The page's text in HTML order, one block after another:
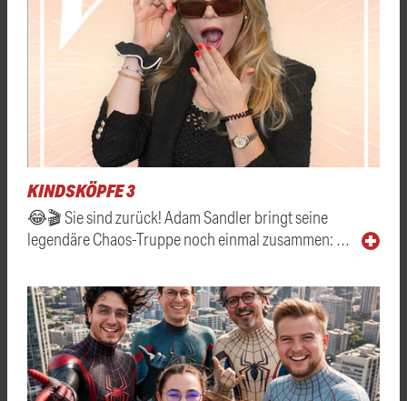
KINDSKÖPFE 3
😂🎬 Sie sind zurück! Adam Sandler bringt seine
legendäre Chaos-Truppe noch einmal zusammen: …